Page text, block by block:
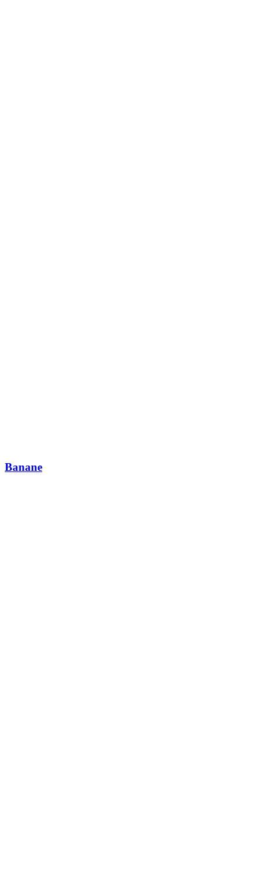
Banane